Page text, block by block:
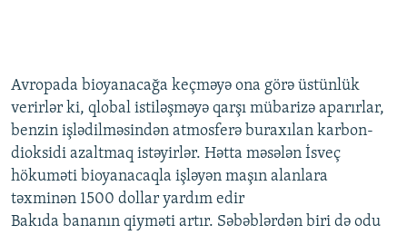
Avropada bioyanacağa keçməyə ona görə üstünlük
verirlər ki, qlobal istiləşməyə qarşı mübarizə aparırlar,
benzin işlədilməsindən atmosferə buraxılan karbon-
dioksidi azaltmaq istəyirlər. Hətta məsələn İsveç
hökuməti bioyanacaqla işləyən maşın alanlara
təxminən 1500 dollar yardım edir
Bakıda bananın qiyməti artır. Səbəblərdən biri də odu